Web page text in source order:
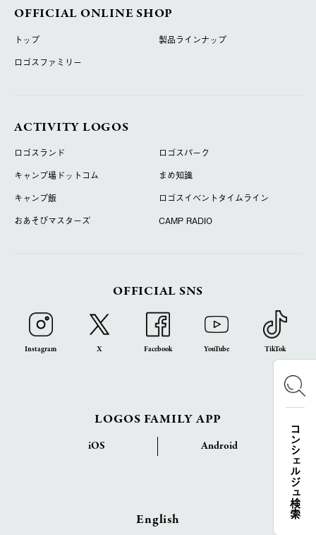
コンシェルジュ検索
OFFICIAL ONLINE SHOP
トップ
製品ラインナップ
ロゴスファミリー
ACTIVITY LOGOS
ロゴスランド
ロゴスパーク
キャンプ場ドットコム
まめ知識
キャンプ飯
ロゴスイベントタイムライン
おあそびマスターズ
CAMP RADIO
OFFICIAL SNS
Instagram X Facebook YouTube TikTok
LOGOS FAMILY APP
iOS Android
English